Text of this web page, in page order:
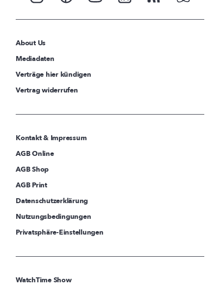
About Us
Mediadaten
Verträge hier kündigen
Vertrag widerrufen
Kontakt & Impressum
AGB Online
AGB Shop
AGB Print
Datenschutzerklärung
Nutzungsbedingungen
Privatsphäre-Einstellungen
WatchTime Show